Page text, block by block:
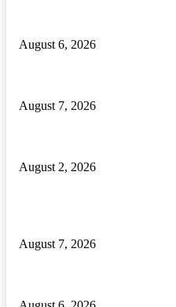
August 6, 2026
August 7, 2026
August 2, 2026
August 7, 2026